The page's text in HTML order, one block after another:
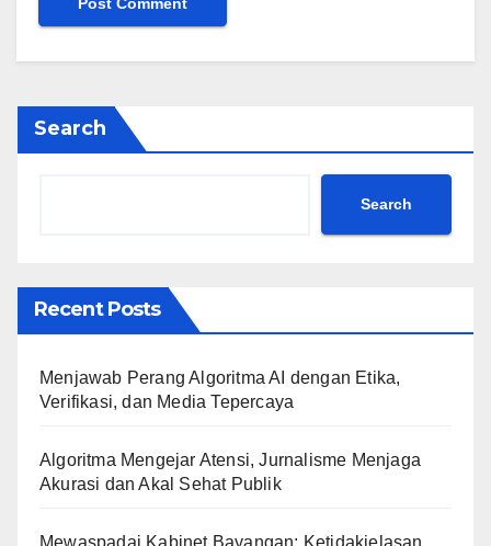
Search
Search
Recent Posts
Menjawab Perang Algoritma AI dengan Etika,
Verifikasi, dan Media Tepercaya
Algoritma Mengejar Atensi, Jurnalisme Menjaga
Akurasi dan Akal Sehat Publik
Mewaspadai Kabinet Bayangan: Ketidakjelasan